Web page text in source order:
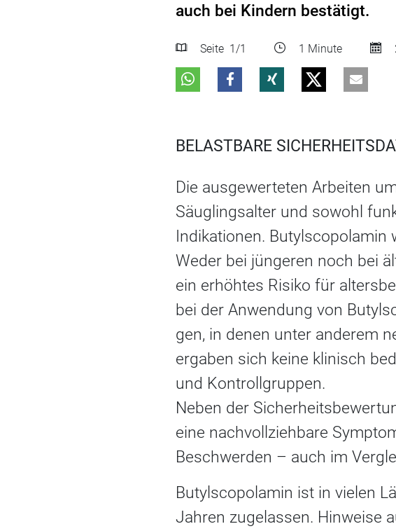
auch bei Kindern bestätigt.
Seite 1 /1 1 Minute
BELASTBARE
Die ausgewerteten Arbeiten
Säuglingsalter und sowohl
Indikationen. Butylscopolamin
Weder bei jüngeren noch bei
ein erhöhtes Risiko für
bei der Anwendung von
gen, in denen unter anderem
ergaben sich keine klinisch
und Kontrollgruppen.
Neben der
eine nachvollziehbare
Beschwerden – auch im
Butylscopolamin ist in vielen
Jahren zugelassen. Hinweise